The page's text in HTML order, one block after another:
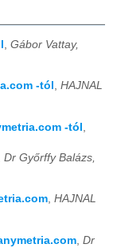
Gábor Vattay,
-tól , HAJNAL
-tól
Dr Győrffy Balázs,
, HAJNAL
Dr